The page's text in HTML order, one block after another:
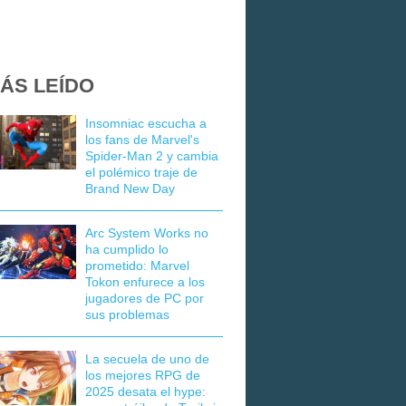
LEÍDO
Insomniac escucha a
los fans de Marvel's
Spider-Man 2 y cambia
el polémico traje de
Brand New Day
Arc System Works no
ha cumplido lo
prometido: Marvel
Tokon enfurece a los
jugadores de PC por
sus problemas
La secuela de uno de
los mejores RPG de
2025 desata el hype: